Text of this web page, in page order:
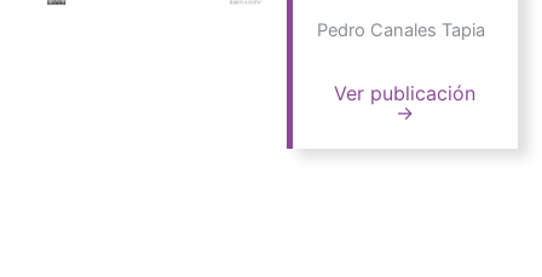
Pedro Canales Tapia
Ver publicación
→